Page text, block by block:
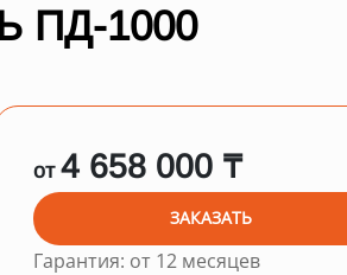
ПД-1000
от 4 658 000 ₸
ЗАКАЗАТЬ
Гарантия: от 12 месяцев